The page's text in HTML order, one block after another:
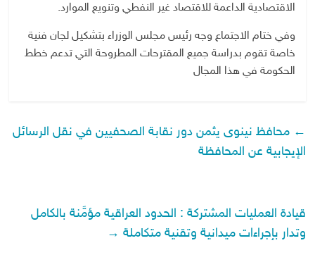
الاقتصادية الداعمة للاقتصاد غير النفطي وتنويع الموارد.
وفي ختام الاجتماع وجه رئيس مجلس الوزراء بتشكيل لجان فنية
خاصة تقوم بدراسة جميع المقترحات المطروحة التي تدعم خطط
الحكومة في هذا المجال
← محافظ نينوى يثمن دور نقابة الصحفيين في نقل الرسائل
الإيجابية عن المحافظة
قيادة العمليات المشتركة : الحدود العراقية مؤمَّنة بالكامل
وتدار بإجراءات ميدانية وتقنية متكاملة →